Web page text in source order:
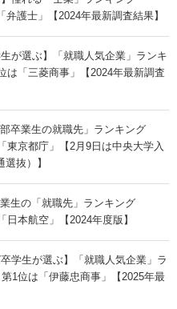
護士」【2024年最新調査結果】
生が選ぶ】「就職人気企業」ランキ
「三菱商事」【2024年最新調査
卒業生の就職先」ランキング
京都庁」【2月9日は中央大学入
抜）】
生の「就職先」ランキング
本航空」【2024年度版】
卒学生が選ぶ】「就職人気企業」ラ
1位は「伊藤忠商事」【2025年最